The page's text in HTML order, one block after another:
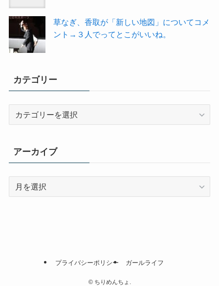
草なぎ、香取が「新しい地図」についてコメ
ント→３人でってとこがいいね。
カテゴリー
リ
ー
アーカイブ
プライバシーポリシー ガールライフ
©ちりめんちょ.